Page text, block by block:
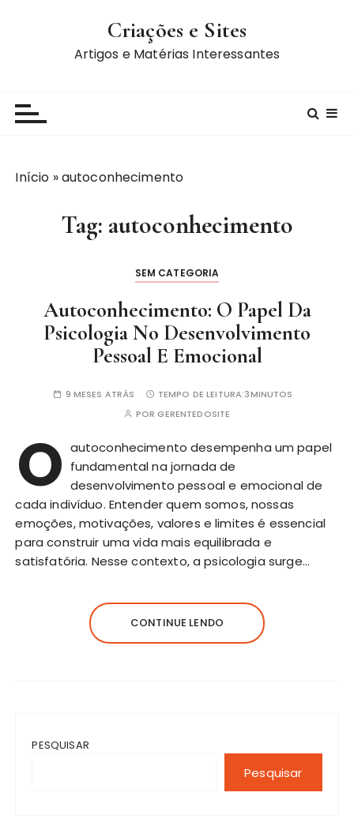
Criações e Sites
Artigos e Matérias Interessantes
Início »autoconhecimento
Tag: autoconhecimento
SEM CATEGORIA
Autoconhecimento: O Papel Da
Psicologia No Desenvolvimento
Pessoal E Emocional
9 MESES ATRÁS TEMPO DE LEITURA:3MINUTOS
PORGERENTEDOSITE
O autoconhecimento desempenha um papel
fundamental na jornada de
desenvolvimento pessoal e emocional de
cada indivíduo. Entender quem somos, nossas
emoções, motivações, valores e limites é essencial
para construir uma vida mais equilibrada e
satisfatória. Nesse contexto, a psicologia surge…
CONTINUE LENDO
PESQUISAR
Pesquisar